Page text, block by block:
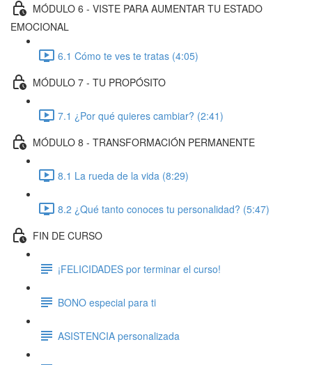
MÓDULO 6 - VISTE PARA AUMENTAR TU ESTADO
EMOCIONAL
6.1 Cómo te ves te tratas (4:05)
MÓDULO 7 - TU PROPÓSITO
7.1 ¿Por qué quieres cambiar? (2:41)
MÓDULO 8 - TRANSFORMACIÓN PERMANENTE
8.1 La rueda de la vida (8:29)
8.2 ¿Qué tanto conoces tu personalidad? (5:47)
FIN DE CURSO
¡FELICIDADES por terminar el curso!
BONO especial para ti
ASISTENCIA personalizada